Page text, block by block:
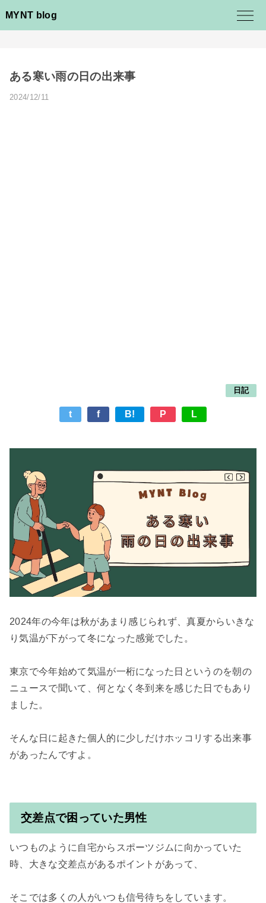
MYNT blog
ある寒い雨の日の出来事
2024/12/11
日記
t f B! P L
2024年の今年は秋があまり感じられず、真夏からいきな
り気温が下がって冬になった感覚でした。
東京で今年始めて気温が一桁になった日というのを朝の
ニュースで聞いて、何となく冬到来を感じた日でもあり
ました。
そんな日に起きた個人的に少しだけホッコリする出来事
交差点で困っていた男性
いつものように自宅からスポーツジムに向かっていた
時、大きな交差点があるポイントがあって、
そこでは多くの人がいつも信号待ちをしています。